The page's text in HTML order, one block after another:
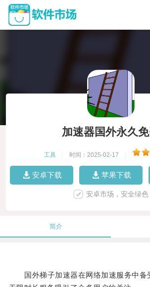
加速器国外永久
工具 时间：2025-02-17
安卓下载 苹果下载
安卓市场，安全绿色
简介
国外梯子加速器在网络加速服务中备